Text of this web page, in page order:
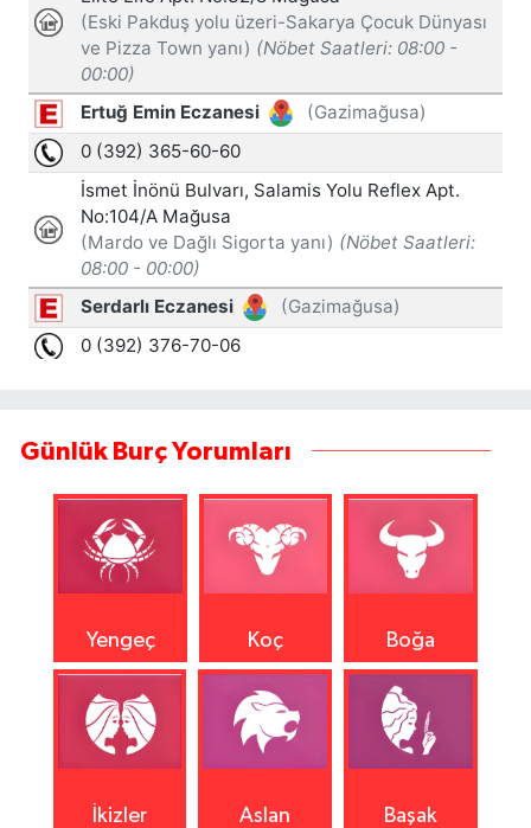
Günlük Burç Yorumları
Yengeç Koç Boğa
İkizler Aslan Başak